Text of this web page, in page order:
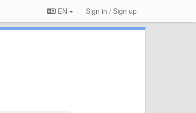
EN Sign in / Sign up